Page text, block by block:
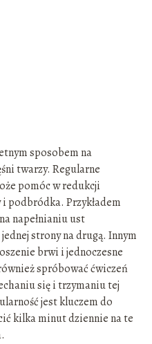
sposobem na
twarzy. Regularne
pomóc w redukcji
podbródka. Przykładem
napełnianiu ust
strony na drugą. Innym
brwi i jednoczesne
spróbować ćwiczeń
się i trzymaniu tej
jest kluczem do
kilka minut dziennie na te